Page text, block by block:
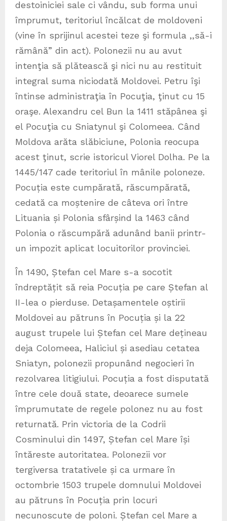
destoiniciei sale ci vându, sub forma unui
împrumut, teritoriul încălcat de moldoveni
(vine în sprijinul acestei teze şi formula ,,să-i
rămână” din act). Polonezii nu au avut
intenţia să plătească şi nici nu au restituit
integral suma niciodată Moldovei. Petru îşi
întinse administraţia în Pocuţia, ţinut cu 15
oraşe. Alexandru cel Bun la 1411 stăpânea şi
el Pocuţia cu Sniatynul şi Colomeea. Când
Moldova arăta slăbiciune, Polonia reocupa
acest ţinut, scrie istoricul Viorel Dolha. Pe la
1445/147 cade teritoriul în mânile poloneze.
Pocuția este cumpărată, răscumpărată,
cedată ca moștenire de câteva ori între
Lituania și Polonia sfârșind la 1463 când
Polonia o răscumpără adunând banii printr-
un impozit aplicat locuitorilor provinciei.
În 1490, Ștefan cel Mare s-a socotit
îndreptățit să reia Pocuția pe care Ștefan al
II-lea o pierduse. Detașamentele oștirii
Moldovei au pătruns în Pocuția și la 22
august trupele lui Ștefan cel Mare dețineau
deja Colomeea, Haliciul și asediau cetatea
Sniatyn, polonezii propunând negocieri în
rezolvarea litigiului. Pocuția a fost disputată
între cele două state, deoarece sumele
împrumutate de regele polonez nu au fost
returnată. Prin victoria de la Codrii
Cosminului din 1497, Ștefan cel Mare își
întăreste autoritatea. Polonezii vor
tergiversa tratativele și ca urmare în
octombrie 1503 trupele domnului Moldovei
au pătruns în Pocuția prin locuri
necunoscute de poloni. Ștefan cel Mare a